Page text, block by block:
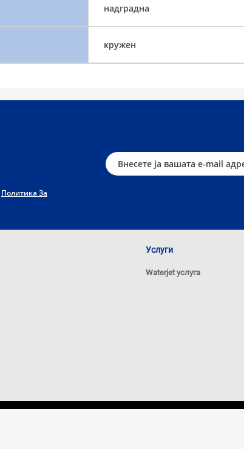
надградна
кружен
Политика За
Услуги
Waterjet услуга